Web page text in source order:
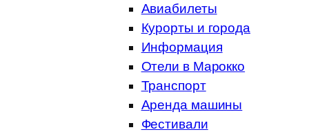
Авиабилеты
Курорты и города
Информация
Отели в Марокко
Транспорт
Аренда машины
Фестивали